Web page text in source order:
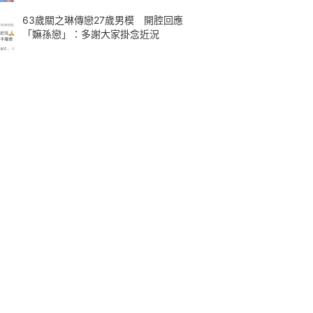
63歲關之琳傳戀27歲男模 開腔回應
「嫲孫戀」：多謝大家掛念近況